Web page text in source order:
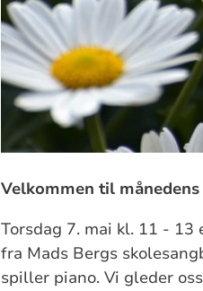
Velkommen til
Torsdag 7. mai kl. 11 -
fra Mads Bergs
spiller piano. Vi gleder